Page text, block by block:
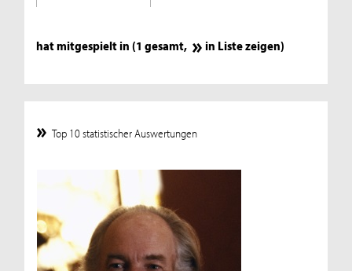
hat mitgespielt in (1 gesamt, in Liste zeigen)
Top 10 statistischer Auswertungen